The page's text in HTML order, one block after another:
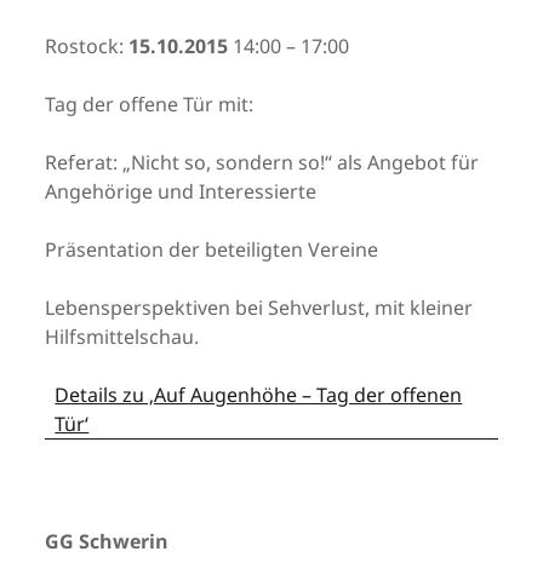
Rostock: 15.10.2015 14:00 – 17:00
Tag der offene Tür mit:
Referat: „Nicht so, sondern so!“ als Angebot für
Angehörige und Interessierte
Präsentation der beteiligten Vereine
Lebensperspektiven bei Sehverlust, mit kleiner
Hilfsmittelschau.
Details zu ‚Auf Augenhöhe – Tag der offenen
Tür‘
GG Schwerin